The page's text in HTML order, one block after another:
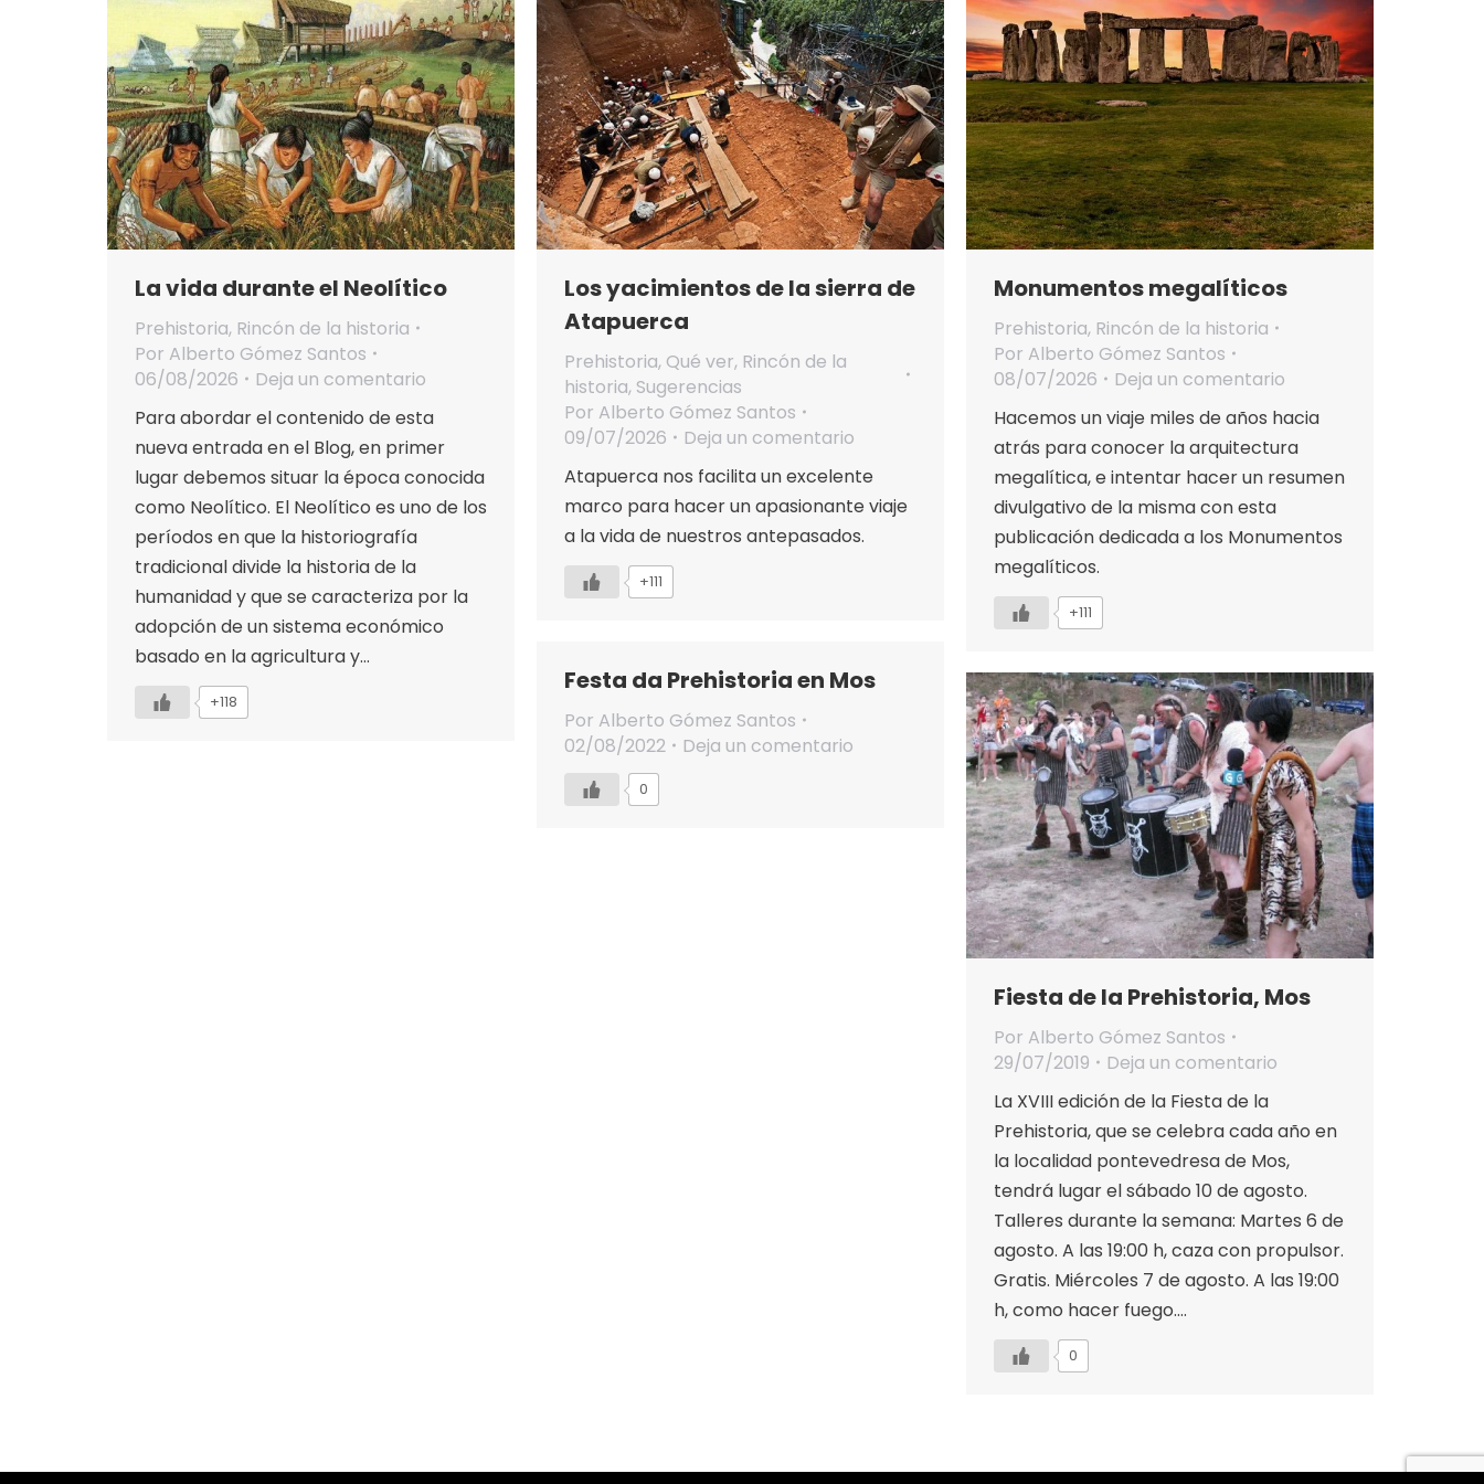
La vida durante el Neolítico
Prehistoria, Rincón de la historia
Por Alberto Gómez Santos
06/08/2026
Deja un comentario
Para abordar el contenido de esta
nueva entrada en el Blog, en primer
lugar debemos situar la época conocida
como Neolítico. El Neolítico es uno de los
períodos en que la historiografía
tradicional divide la historia de la
humanidad y que se caracteriza por la
adopción de un sistema económico
basado en la agricultura y…
+118
Los yacimientos de la sierra de
Atapuerca
Prehistoria, Qué ver, Rincón de la
historia, Sugerencias
Por Alberto Gómez Santos
09/07/2026
Deja un comentario
Atapuerca nos facilita un excelente
marco para hacer un apasionante viaje
a la vida de nuestros antepasados.
+111
Monumentos megalíticos
Prehistoria, Rincón de la historia
Por Alberto Gómez Santos
08/07/2026
Deja un comentario
Hacemos un viaje miles de años hacia
atrás para conocer la arquitectura
megalítica, e intentar hacer un resumen
divulgativo de la misma con esta
publicación dedicada a los Monumentos
megalíticos.
+111
Festa da Prehistoria en Mos
Por Alberto Gómez Santos
02/08/2022
Deja un comentario
0
Fiesta de la Prehistoria, Mos
Por Alberto Gómez Santos
29/07/2019
Deja un comentario
La XVIII edición de la Fiesta de la
Prehistoria, que se celebra cada año en
la localidad pontevedresa de Mos,
tendrá lugar el sábado 10 de agosto.
Talleres durante la semana: Martes 6 de
agosto. A las 19:00 h, caza con propulsor.
Gratis. Miércoles 7 de agosto. A las 19:00
h, como hacer fuego.…
0